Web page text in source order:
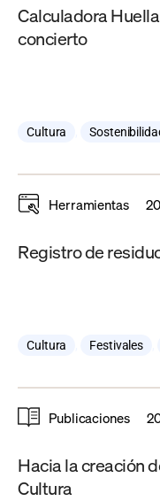
Calculadora
concierto
Cultura
Herramientas
Registro de
Cultura Festivales
Publicaciones
Hacia la creación
Cultura